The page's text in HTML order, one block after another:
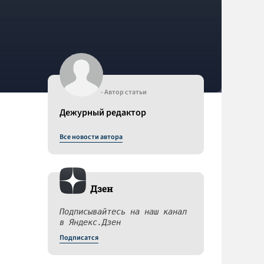
- Автор статьи
Дежурный редактор
Все новости автора
Дзен
Подписывайтесь на наш канал
в Яндекс.Дзен
Подписатся